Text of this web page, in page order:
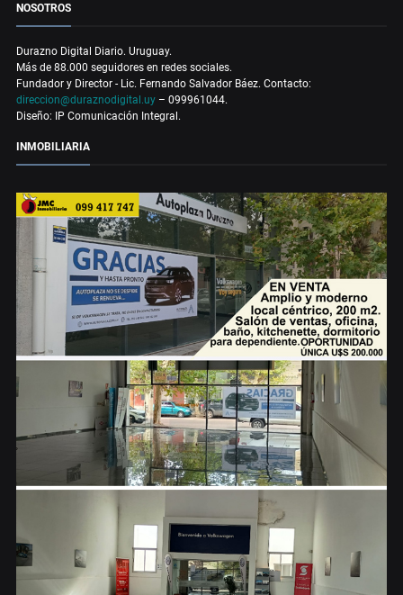
NOSOTROS
Durazno Digital Diario. Uruguay.
Más de 88.000 seguidores en redes sociales.
Fundador y Director - Lic. Fernando Salvador Báez. Contacto:
direccion@duraznodigital.uy – 099961044.
Diseño: IP Comunicación Integral.
INMOBILIARIA